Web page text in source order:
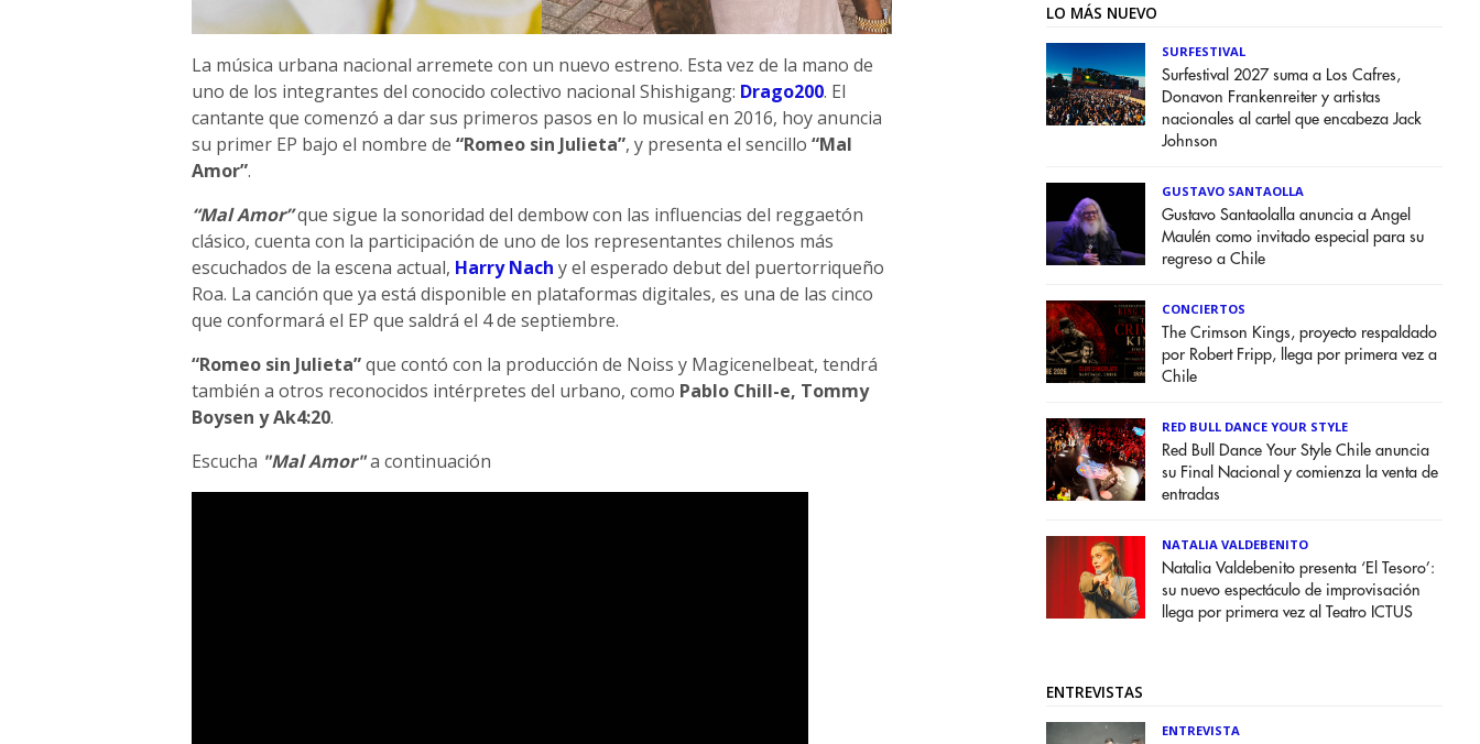
La música urbana nacional arremete con un nuevo estreno. Esta vez de la mano de
uno de los integrantes del conocido colectivo nacional Shishigang: Drago200. El
cantante que comenzó a dar sus primeros pasos en lo musical en 2016, hoy anuncia
su primer EP bajo el nombre de “Romeo sin Julieta”, y presenta el sencillo “Mal
Amor”.
“Mal Amor”que sigue la sonoridad del dembow con las influencias del reggaetón
clásico, cuenta con la participación de uno de los representantes chilenos más
escuchados de la escena actual, Harry Nach y el esperado debut del puertorriqueño
Roa. La canción que ya está disponible en plataformas digitales, es una de las cinco
que conformará el EP que saldrá el 4 de septiembre.
“Romeo sin Julieta”que contó con la producción de Noiss y Magicenelbeat, tendrá
también a otros reconocidos intérpretes del urbano, como Pablo Chill-e, Tommy
Boysen y Ak4:20.
Escucha "Mal Amor"a continuación
LO MÁS NUEVO
SURFESTIVAL
Surfestival 2027 suma a Los Cafres,
Donavon Frankenreiter y artistas
nacionales al cartel que encabeza Jack
Johnson
GUSTAVO SANTAOLLA
Gustavo Santaolalla anuncia a Angel
Maulén como invitado especial para su
regreso a Chile
CONCIERTOS
The Crimson Kings, proyecto respaldado
por Robert Fripp, llega por primera vez a
Chile
RED BULL DANCE YOUR STYLE
Red Bull Dance Your Style Chile anuncia
su Final Nacional y comienza la venta de
entradas
NATALIA VALDEBENITO
Natalia Valdebenito presenta ‘El Tesoro’:
su nuevo espectáculo de improvisación
llega por primera vez al Teatro ICTUS
ENTREVISTAS
ENTREVISTA